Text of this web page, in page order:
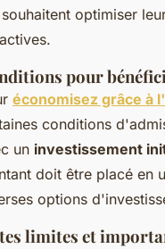
optimiser
pour
économisez grâce à
conditions
un investissement
doit être placé en
options
limites et